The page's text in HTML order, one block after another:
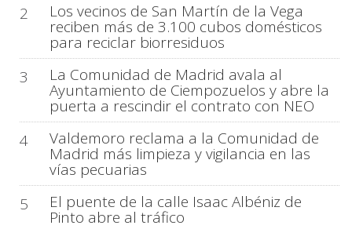
2
Los vecinos de San Martín de la Vega
reciben más de 3.100 cubos domésticos
para reciclar biorresiduos
3
La Comunidad de Madrid avala al
Ayuntamiento de Ciempozuelos y abre la
puerta a rescindir el contrato con NEO
4
Valdemoro reclama a la Comunidad de
Madrid más limpieza y vigilancia en las
vías pecuarias
5
El puente de la calle Isaac Albéniz de
Pinto abre al tráfico